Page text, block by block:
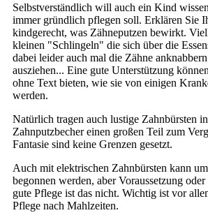
Selbstverständlich will auch ein Kind
immer gründlich pflegen soll. Erklären Sie
kindgerecht, was Zähneputzen bewirkt.
kleinen "Schlingeln" die sich über die
dabei leider auch mal die Zähne
ausziehen... Eine gute Unterstützung
ohne Text bieten, wie sie von einigen
werden.
Natürlich tragen auch lustige Zahnbürsten
Zahnputzbecher einen großen Teil zum
Fantasie sind keine Grenzen gesetzt.
Auch mit elektrischen Zahnbürsten kann
begonnen werden, aber Voraussetzung
gute Pflege ist das nicht. Wichtig ist vor
Pflege nach Mahlzeiten.